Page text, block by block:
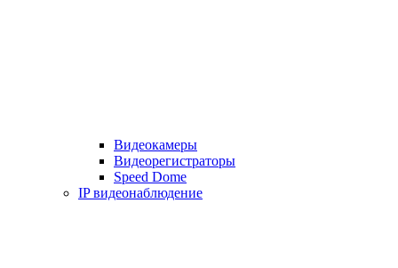
Видеокамеры
Видеорегистраторы
Speed Dome
IP видеонаблюдение